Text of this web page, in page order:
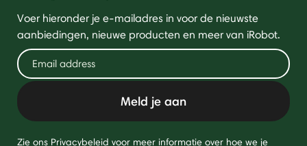
Voer hieronder je e-mailadres in voor de nieuwste
aanbiedingen, nieuwe producten en meer van iRobot.
Meld je aan
Zie ons Privacybeleid voor meer informatie over hoe we je